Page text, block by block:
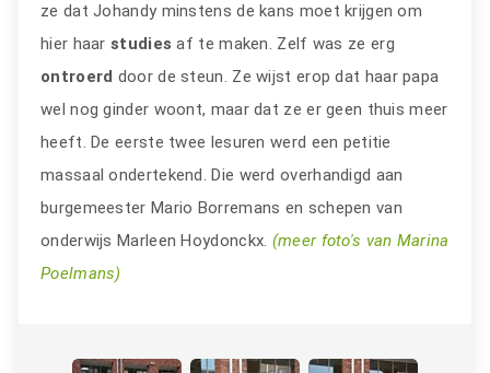
ze dat Johandy minstens de kans moet krijgen om
hier haar studiesaf te maken. Zelf was ze erg
ontroerd door de steun. Ze wijst erop dat haar papa
wel nog ginder woont, maar dat ze er geen thuis meer
heeft. De eerste twee lesuren werd een petitie
massaal ondertekend. Die werd overhandigd aan
burgemeester Mario Borremans en schepen van
onderwijs Marleen Hoydonckx. (meer foto's van Marina
Poelmans)